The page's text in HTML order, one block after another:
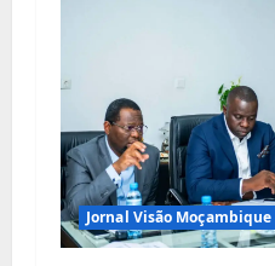
s
Jornal Visão Moçambique